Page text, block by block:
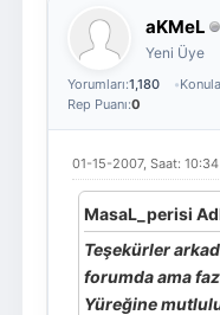
aKMeL
Yeni Üye
Yorumları:1,180
Rep Puanı:0
01-15-2007, Saat:
MasaL_perisi
Teşekürler
forumda ama
Yüreğine